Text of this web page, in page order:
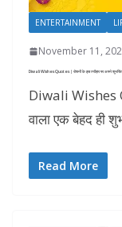
ENTERTAINMENT
November 11,
Diwali Wishes Quotes | रोशनी के इस त्यौहार पर अपने
Diwali Wishes
वाला एक बेहद ही
Read More